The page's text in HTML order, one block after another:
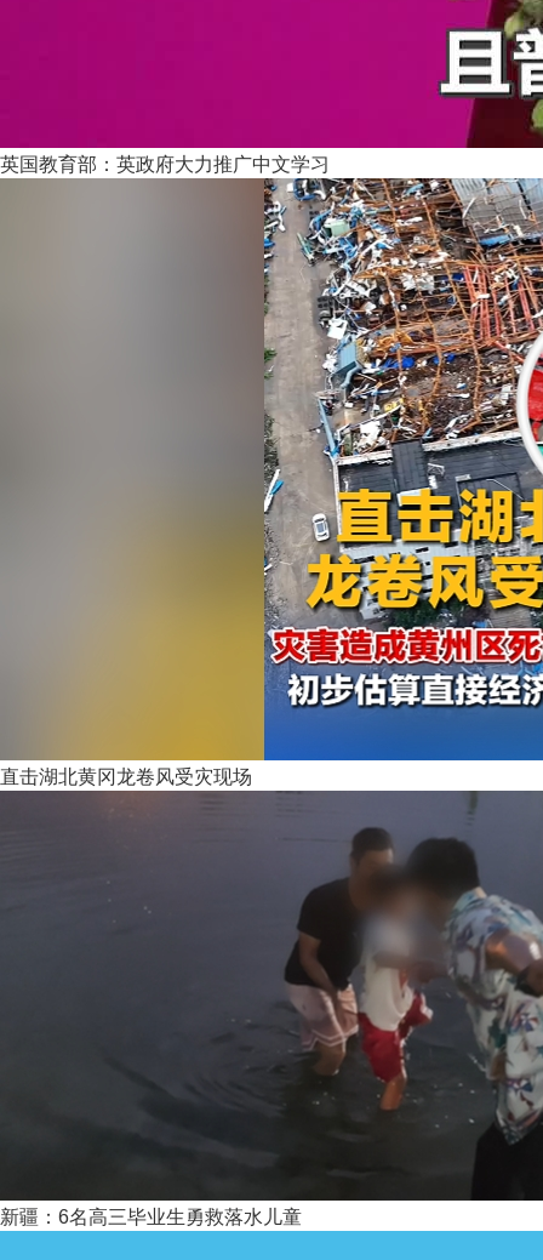
英国教育部：英政府大力推广中文学习
直击湖北黄冈龙卷风受灾现场
新疆：6名高三毕业生勇救落水儿童